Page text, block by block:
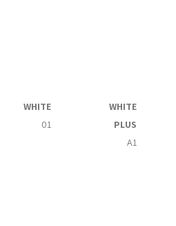
WHITE
PLUS
A1
WHITE
01